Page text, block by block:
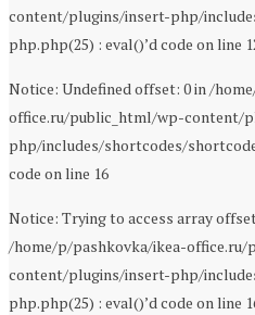
content/plugins/insert-php/
php.php(25) : eval()’d code on line
Notice: Undefined offset: 0 in /
office.ru/public_html/wp-content/
php/includes/shortcodes/
code on line 16
Notice: Trying to access array
/home/p/pashkovka/ikea-
content/plugins/insert-php/
php.php(25) : eval()’d code on line